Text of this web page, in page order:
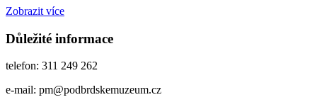
Zobrazit více
Důležité informace
telefon: 311 249 262
e-mail: pm@podbrdskemuzeum.cz